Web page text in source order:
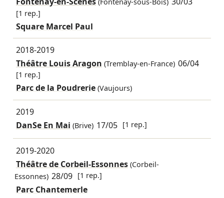
(Fontenay-sous-Bois)
[1 rep.]
Square Marcel Paul
2018-2019
Théâtre Louis Aragon (Tremblay-en-France) 06/04
[1 rep.]
Parc de la Poudrerie (Vaujours)
2019
DanSe En Mai (Brive) 17/05 [1 rep.]
2019-2020
Théâtre de Corbeil-Essonnes(Corbeil-
Essonnes) 28/09 [1 rep.]
Parc Chantemerle